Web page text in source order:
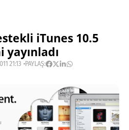
iTunes 10.5
21:13 PAYLAŞ: